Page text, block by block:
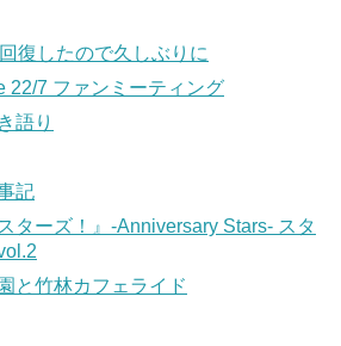
復したので久しぶりに
22/7 ファンミーティング
語り
記
ターズ！』-Anniversary Stars- スタ
と竹林カフェライド